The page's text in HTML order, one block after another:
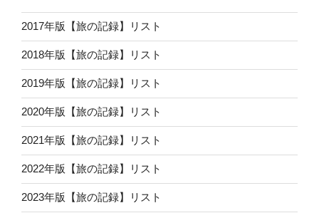
2017年版【旅の記録】リスト
2018年版【旅の記録】リスト
2019年版【旅の記録】リスト
2020年版【旅の記録】リスト
2021年版【旅の記録】リスト
2022年版【旅の記録】リスト
2023年版【旅の記録】リスト